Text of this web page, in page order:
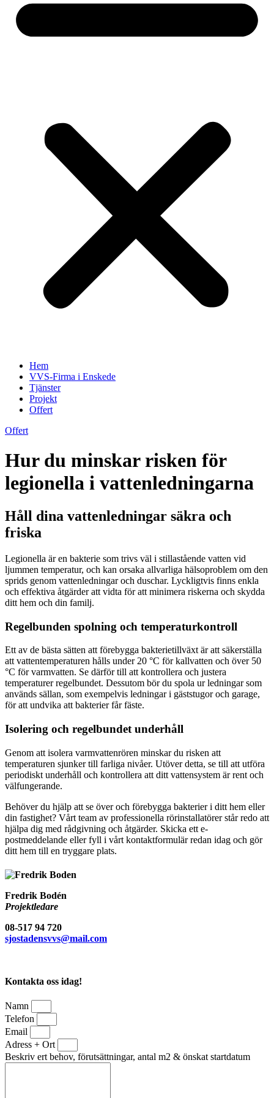
Hem
VVS-Firma i Enskede
Tjänster
Projekt
Offert
Offert
Hur du minskar risken för
legionella i vattenledningarna
Håll dina vattenledningar säkra och
friska
Legionella är en bakterie som trivs väl i stillastående vatten vid
ljummen temperatur, och kan orsaka allvarliga hälsoproblem om den
sprids genom vattenledningar och duschar. Lyckligtvis finns enkla
och effektiva åtgärder att vidta för att minimera riskerna och skydda
ditt hem och din familj.
Regelbunden spolning och temperaturkontroll
Ett av de bästa sätten att förebygga bakterietillväxt är att säkerställa
att vattentemperaturen hålls under 20 °C för kallvatten och över 50
°C för varmvatten. Se därför till att kontrollera och justera
temperaturer regelbundet. Dessutom bör du spola ur ledningar som
används sällan, som exempelvis ledningar i gäststugor och garage,
för att undvika att bakterier får fäste.
Isolering och regelbundet underhåll
Genom att isolera varmvattenrören minskar du risken att
temperaturen sjunker till farliga nivåer. Utöver detta, se till att utföra
periodiskt underhåll och kontrollera att ditt vattensystem är rent och
välfungerande.
Behöver du hjälp att se över och förebygga bakterier i ditt hem eller
din fastighet? Vårt team av professionella rörinstallatörer står redo att
hjälpa dig med rådgivning och åtgärder. Skicka ett e-
postmeddelande eller fyll i vårt kontaktformulär redan idag och gör
ditt hem till en tryggare plats.
Fredrik Bodén
Projektledare
08-517 94 720
sjostadensvvs@mail.com
Kontakta oss idag!
Namn
Telefon
Email
Adress + Ort
Beskriv ert behov, förutsättningar, antal m2 & önskat startdatum